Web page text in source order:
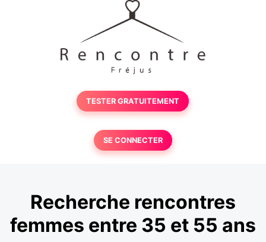
TESTER GRATUITEMENT
SE CONNECTER
Recherche rencontres
femmes entre 35 et 55 ans